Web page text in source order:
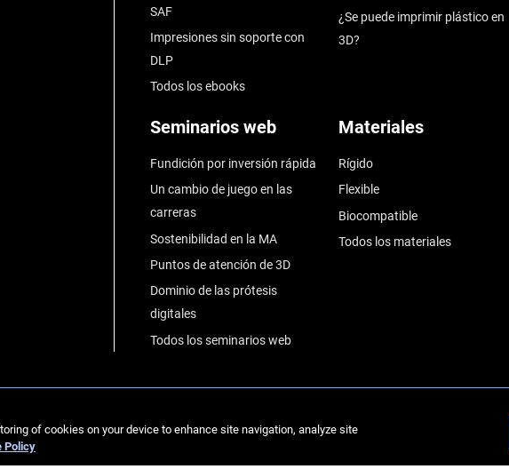
SAF
Impresiones sin soporte con
DLP
Todos los ebooks
¿Se puede imprimir plástico en
3D?
Seminarios web
Fundición por inversión rápida
Un cambio de juego en las
carreras
Sostenibilidad en la MA
Puntos de atención de 3D
Dominio de las prótesis
digitales
Todos los seminarios web
Materiales
Rígido
Flexible
Biocompatible
Todos los materiales
© Stratasys
of cookies on your device to enhance site navigation, analyze site
Policy